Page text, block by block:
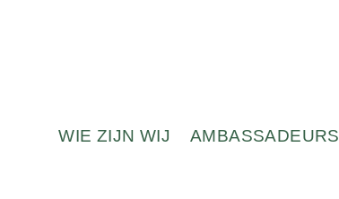
WIE ZIJN WIJ AMBASSADEURS